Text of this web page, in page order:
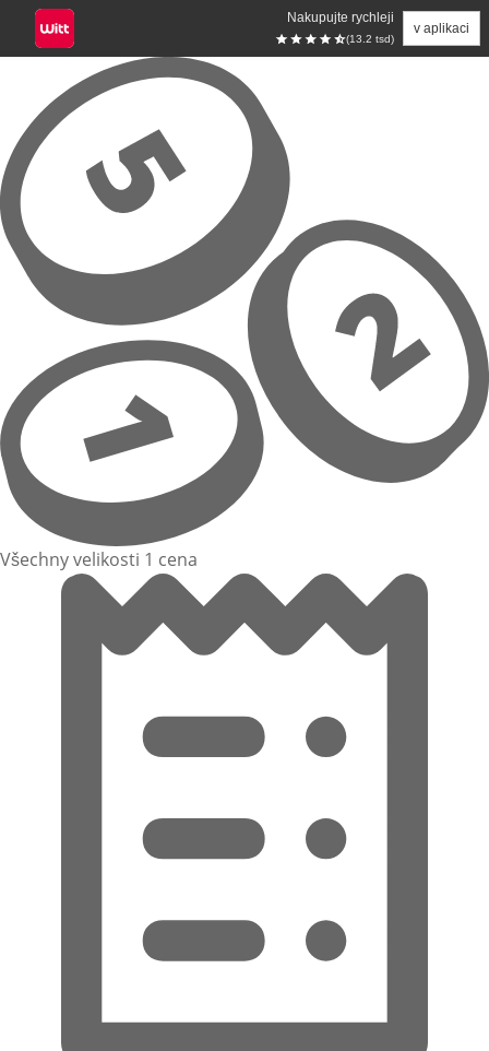
Nakupujte rychleji
(13.2 tsd)
v aplikaci
Přeskočit na hlavní obsah
Všechny velikosti 1 cena